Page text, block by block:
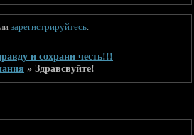
зарегистрируйтесь.
и сохрани честь!!!
»Здравсвуйте!